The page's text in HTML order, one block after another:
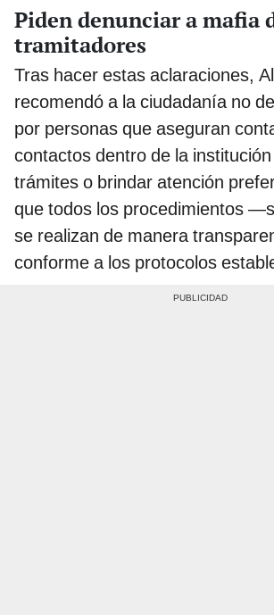
Piden denunciar a mafia
tramitadores
Tras hacer estas aclaraciones,
recomendó a la ciudadanía no
por personas que aseguran
contactos dentro de la
trámites o brindar atención
que todos los procedimientos
se realizan de manera
conforme a los protocolos